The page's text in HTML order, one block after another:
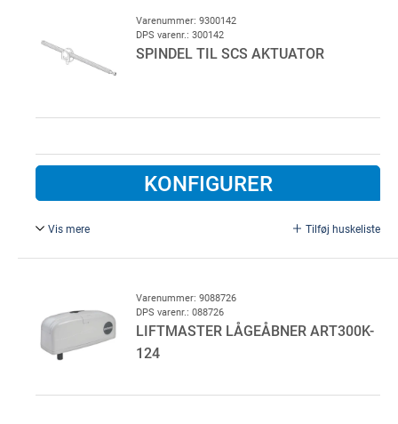
fotoceller og 2 x fjernbetjening
Varenummer: 9300142
DPS varenr.: 300142
SPINDEL TIL SCS AKTUATOR
KONFIGURER
Vis mere Tilføj huskeliste
Med kuglemøtrik.
Varenummer: 9088726
DPS varenr.: 088726
LIFTMASTER LÅGEÅBNER ART300K-
124